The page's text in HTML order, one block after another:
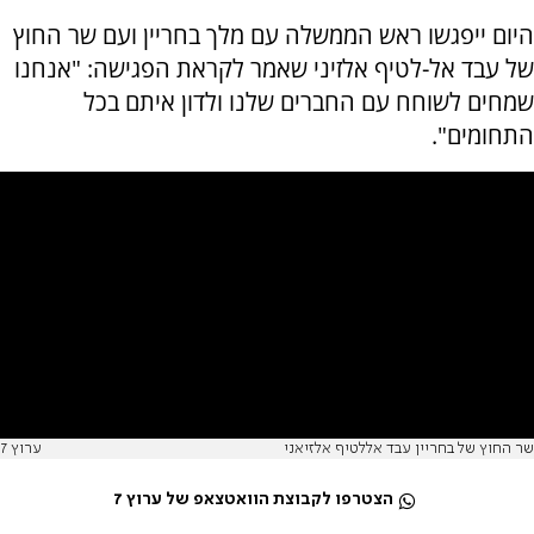
היום ייפגשו ראש הממשלה עם מלך בחריין ועם שר החוץ
של עבד אל-לטיף אלזיני שאמר לקראת הפגישה: "אנחנו
שמחים לשוחח עם החברים שלנו ולדון איתם בכל
התחומים".
שר החוץ של בחריין עבד אללטיף אלזיאני ערוץ 7
הצטרפו לקבוצת הוואטצאפ של ערוץ 7